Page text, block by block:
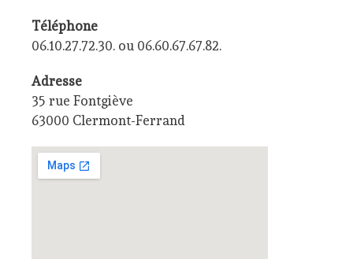
Téléphone
06.10.27.72.30. ou 06.60.67.67.82.
Adresse
35 rue Fontgiève
63000 Clermont-Ferrand